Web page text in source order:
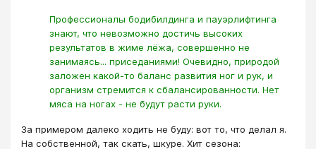
Профессионалы бодибилдинга и пауэрлифтинга
знают, что невозможно достичь высоких
результатов в жиме лёжа, совершенно не
занимаясь... приседаниями! Очевидно, природой
заложен какой-то баланс развития ног и рук, и
организм стремится к сбалансированности. Нет
мяса на ногах - не будут расти руки.
За примером далеко ходить не буду: вот то, что делал я.
На собственной, так скать, шкуре. Хит сезона: